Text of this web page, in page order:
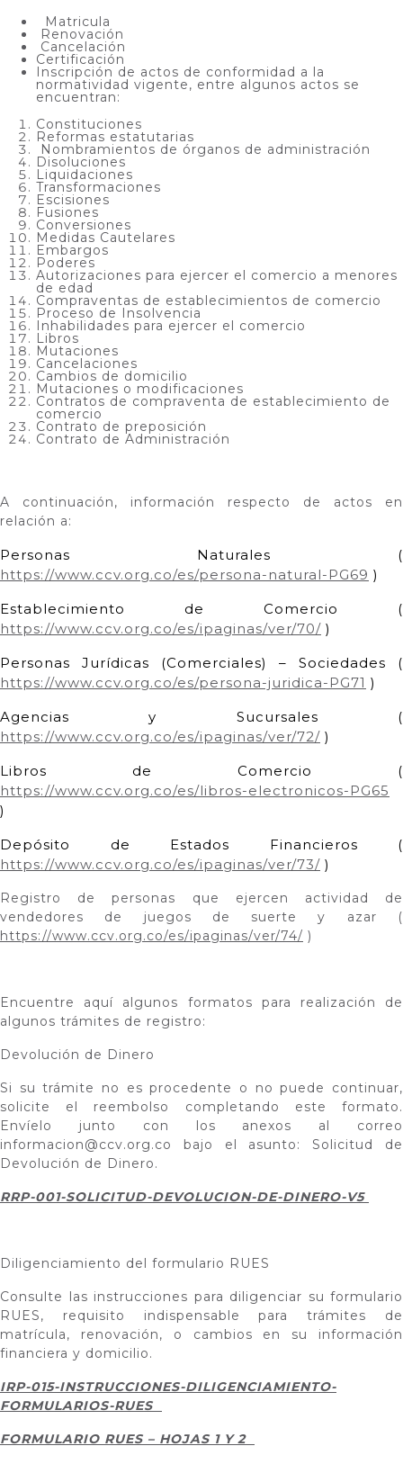
Matricula
Renovación
Cancelación
Certificación
Inscripción de actos de conformidad a la
normatividad vigente, entre algunos actos se
encuentran:
Constituciones
Reformas estatutarias
Nombramientos de órganos de administración
Disoluciones
Liquidaciones
Transformaciones
Escisiones
Fusiones
Conversiones
Medidas Cautelares
Embargos
Poderes
Autorizaciones para ejercer el comercio a menores
de edad
Compraventas de establecimientos de comercio
Proceso de Insolvencia
Inhabilidades para ejercer el comercio
Libros
Mutaciones
Cancelaciones
Cambios de domicilio
Mutaciones o modificaciones
Contratos de compraventa de establecimiento de
comercio
Contrato de preposición
Contrato de Administración
A continuación, información respecto de actos en
relación a:
Personas Naturales (
https://www.ccv.org.co/es/persona-natural-PG69 )
Establecimiento de Comercio (
https://www.ccv.org.co/es/ipaginas/ver/70/ )
Personas Jurídicas (Comerciales) – Sociedades (
https://www.ccv.org.co/es/persona-juridica-PG71 )
Agencias y Sucursales (
https://www.ccv.org.co/es/ipaginas/ver/72/ )
Libros de Comercio (
https://www.ccv.org.co/es/libros-electronicos-PG65
)
Depósito de Estados Financieros (
https://www.ccv.org.co/es/ipaginas/ver/73/ )
Registro de personas que ejercen actividad de
vendedores de juegos de suerte y azar (
https://www.ccv.org.co/es/ipaginas/ver/74/ )
Encuentre aquí algunos formatos para realización de
algunos trámites de registro:
Devolución de Dinero
Si su trámite no es procedente o no puede continuar,
solicite el reembolso completando este formato.
Envíelo junto con los anexos al correo
informacion@ccv.org.co
bajo el asunto: Solicitud de
Devolución de Dinero.
RRP-001-SOLICITUD-DEVOLUCION-DE-DINERO-V5
Diligenciamiento del formulario RUES
Consulte las instrucciones para diligenciar su formulario
RUES, requisito indispensable para trámites de
matrícula, renovación, o cambios en su información
financiera y domicilio.
IRP-015-INSTRUCCIONES-DILIGENCIAMIENTO-
FORMULARIOS-RUES
FORMULARIO RUES – HOJAS 1 Y 2